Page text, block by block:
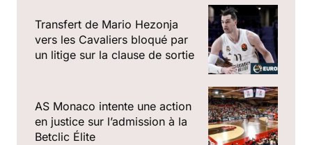
Transfert de Mario Hezonja
vers les Cavaliers bloqué par
un litige sur la clause de sortie
AS Monaco intente une action
en justice sur l’admission à la
Betclic Élite